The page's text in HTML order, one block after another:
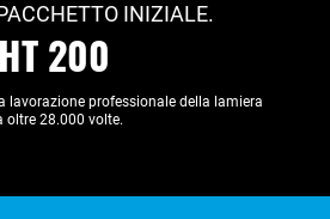
INIZIALE.
200
lavorazione professionale della lamiera
oltre 28.000 volte.